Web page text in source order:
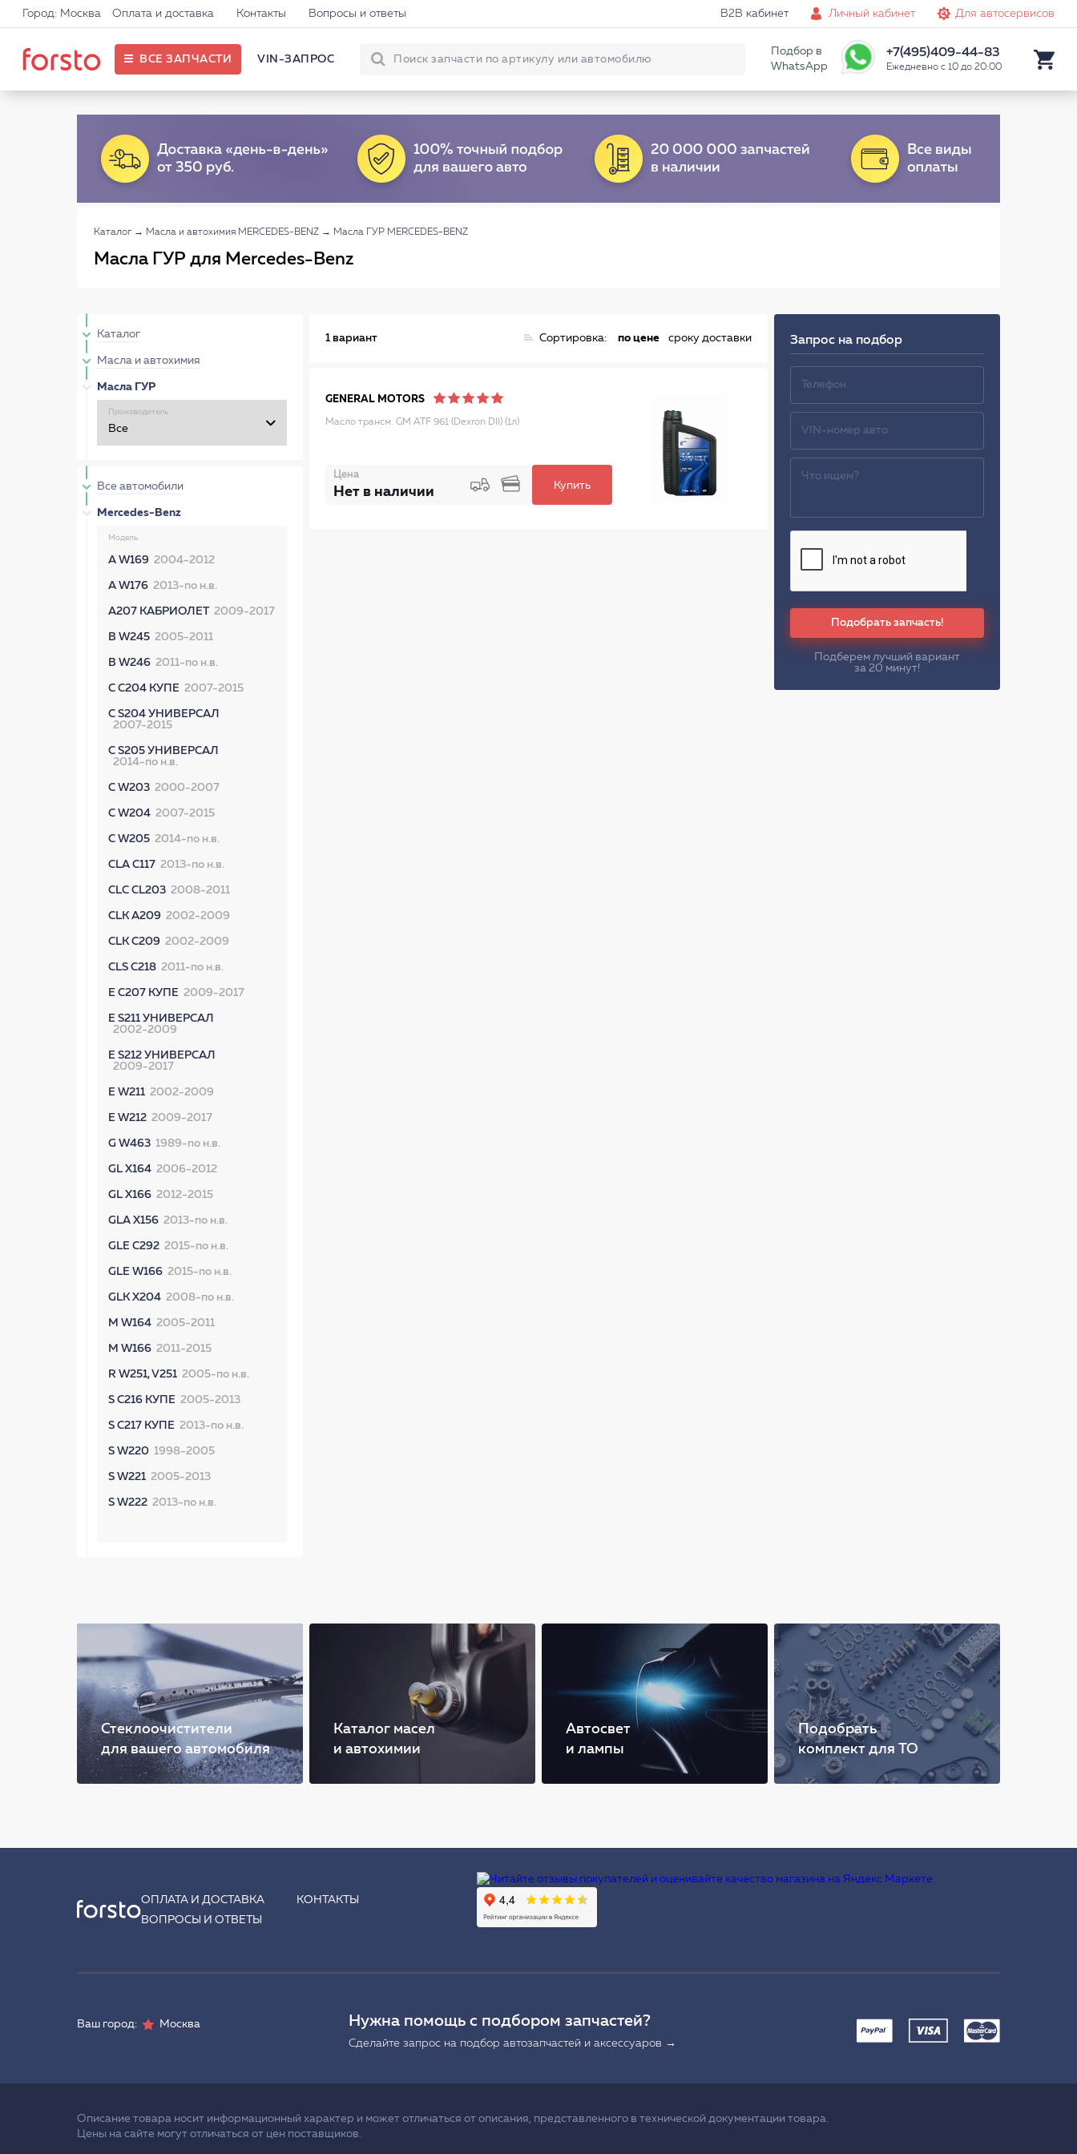
Город: Москва Оплата и доставка Контакты Вопросы и ответы B2B кабинет Личный кабинет Для автосервисов
ВСЕ ЗАПЧАСТИ VIN-ЗАПРОС
Подбор в
WhatsApp
+7(495)409-44-83
Ежедневно с 10 до 20:00
Каталог → Масла и автохимия MERCEDES-BENZ → Масла ГУР MERCEDES-BENZ
Масла ГУР для Mercedes-Benz
Каталог
Масла и автохимия
Масла ГУР
Производитель
Все автомобили
Mercedes-Benz
Модель
A W169 2004-2012
A W176 2013-по н.в.
A207 КАБРИОЛЕТ 2009-2017
B W245 2005-2011
B W246 2011-по н.в.
C C204 КУПЕ 2007-2015
C S204 УНИВЕРСАЛ
2007-2015
C S205 УНИВЕРСАЛ
2014-по н.в.
C W203 2000-2007
C W204 2007-2015
C W205 2014-по н.в.
CLA C117 2013-по н.в.
CLC CL203 2008-2011
CLK A209 2002-2009
CLK C209 2002-2009
CLS C218 2011-по н.в.
E C207 КУПЕ 2009-2017
E S211 УНИВЕРСАЛ
2002-2009
E S212 УНИВЕРСАЛ
2009-2017
E W211 2002-2009
E W212 2009-2017
G W463 1989-по н.в.
GL X164 2006-2012
GL X166 2012-2015
GLA X156 2013-по н.в.
GLE C292 2015-по н.в.
GLE W166 2015-по н.в.
GLK X204 2008-по н.в.
M W164 2005-2011
M W166 2011-2015
R W251, V251 2005-по н.в.
S C216 КУПЕ 2005-2013
S C217 КУПЕ 2013-по н.в.
S W220 1998-2005
S W221 2005-2013
S W222 2013-по н.в.
1 вариант Сортировка: по цене сроку доставки
GENERAL MOTORS
Масло трансм. GM ATF 961 (Dexron DII) (1л)
Цена
Нет в наличии Купить
Запрос на подбор
Подобрать запчасть!
Подберем лучший вариант
за 20 минут!
Стеклоочистители
для вашего автомобиля
Каталог масел
и автохимии
Автосвет
и лампы
Подобрать
комплект для ТО
ОПЛАТА И ДОСТАВКА
КОНТАКТЫ
ВОПРОСЫ И ОТВЕТЫ
Ваш город: Москва Нужна помощь с подбором запчастей?
Сделайте запрос на подбор автозапчастей и аксессуаров →
Описание товара носит информационный характер и может отличаться от описания, представленного в технической документации товара.
Цены на сайте могут отличаться от цен поставщиков.